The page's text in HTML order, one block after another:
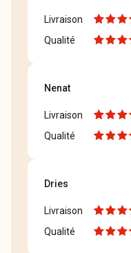
Livraison
Qualité
Nenat
Livraison
Qualité
Dries
Livraison
Qualité